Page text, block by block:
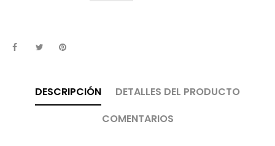
DESCRIPCIÓN
DETALLES DEL PRODUCTO
COMENTARIOS